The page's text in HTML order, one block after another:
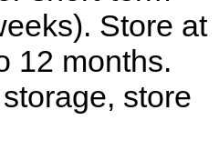
Store at
12 months.
store